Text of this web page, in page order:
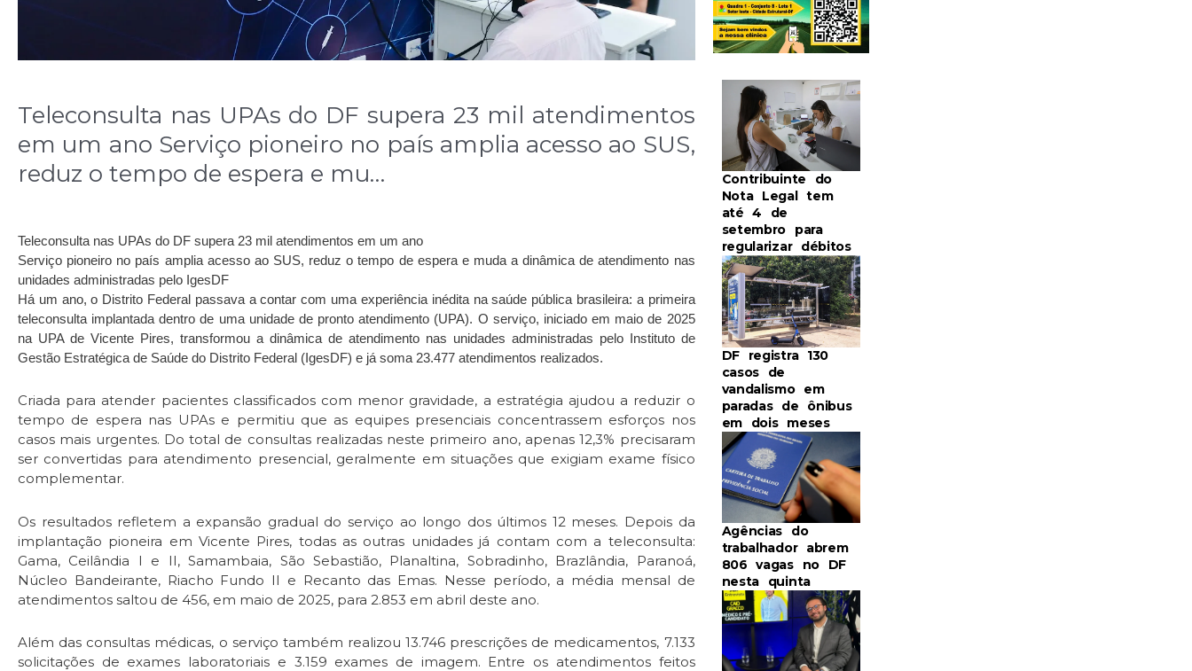
Teleconsulta nas UPAs do DF supera 23 mil atendimentos
em um ano Serviço pioneiro no país amplia acesso ao SUS,
reduz o tempo de espera e mu…
Teleconsulta nas UPAs do DF supera 23 mil atendimentos em um ano
Serviço pioneiro no país amplia acesso ao SUS, reduz o tempo de espera e muda a dinâmica de atendimento nas
unidades administradas pelo IgesDF
Há um ano, o Distrito Federal passava a contar com uma experiência inédita na saúde pública brasileira: a primeira
teleconsulta implantada dentro de uma unidade de pronto atendimento (UPA). O serviço, iniciado em maio de 2025
na UPA de Vicente Pires, transformou a dinâmica de atendimento nas unidades administradas pelo Instituto de
Gestão Estratégica de Saúde do Distrito Federal (IgesDF) e já soma 23.477 atendimentos realizados.
Criada para atender pacientes classificados com menor gravidade, a estratégia ajudou a reduzir o
tempo de espera nas UPAs e permitiu que as equipes presenciais concentrassem esforços nos
casos mais urgentes. Do total de consultas realizadas neste primeiro ano, apenas 12,3% precisaram
ser convertidas para atendimento presencial, geralmente em situações que exigiam exame físico
complementar.
Os resultados refletem a expansão gradual do serviço ao longo dos últimos 12 meses. Depois da
implantação pioneira em Vicente Pires, todas as outras unidades já contam com a teleconsulta:
Gama, Ceilândia I e II, Samambaia, São Sebastião, Planaltina, Sobradinho, Brazlândia, Paranoá,
Núcleo Bandeirante, Riacho Fundo II e Recanto das Emas. Nesse período, a média mensal de
atendimentos saltou de 456, em maio de 2025, para 2.853 em abril deste ano.
Além das consultas médicas, o serviço também realizou 13.746 prescrições de medicamentos, 7.133
solicitações de exames laboratoriais e 3.159 exames de imagem. Entre os atendimentos feitos
Contribuinte do
Nota Legal tem
até 4 de
setembro para
regularizar débitos
DF registra 130
casos de
vandalismo em
paradas de ônibus
em dois meses
Agências do
trabalhador abrem
806 vagas no DF
nesta quinta